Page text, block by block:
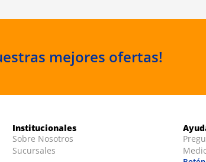
mejores ofertas!
Institucionales
Sobre Nosotros
Sucursales